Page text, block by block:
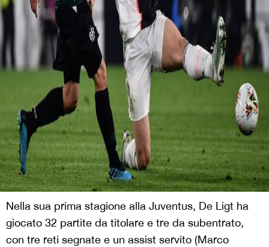
Nella sua prima stagione alla Juventus, De Ligt ha
giocato 32 partite da titolare e tre da subentrato,
con tre reti segnate e un assist servito (Marco